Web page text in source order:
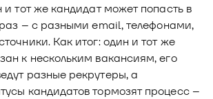
тот же кандидат может попасть в
– с разными email, телефонами,
Как итог: один и тот же
к нескольким вакансиям, его
разные рекрутеры, а
кандидатов тормозят процесс –